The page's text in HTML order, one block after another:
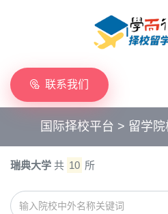
联系我们
国际择校平台 > 留学
瑞典大学 共 10 所